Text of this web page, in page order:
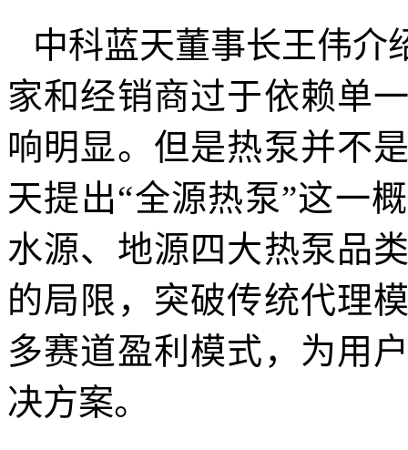
中科蓝天董事长王伟介
家和经销商过于依赖单
响明显。但是热泵并不
天提出“全源热泵”这一
水源、地源四大热泵品
的局限，突破传统代理
多赛道盈利模式，为用
决方案。